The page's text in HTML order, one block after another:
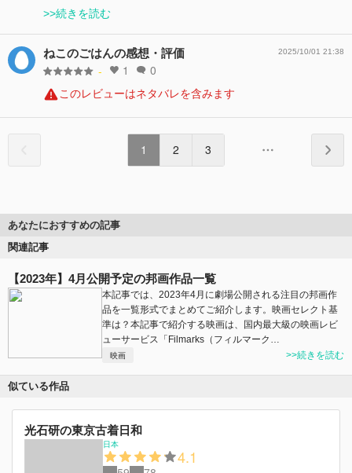
>>続きを読む
ねこのごはんの感想・評価
- 1 0
2025/10/01 21:38
このレビューはネタバレを含みます
1 2 3
あなたにおすすめの記事
関連記事
【2023年】4月公開予定の邦画作品一覧
本記事では、2023年4月に劇場公開される注目の邦画作
品を一覧形式でまとめてご紹介します。映画セレクト基
準は？本記事で紹介する映画は、国内最大級の映画レビ
ューサービス「Filmarks（フィルマーク…
映画 >>続きを読む
似ている作品
光石研の東京古着日和
日本
4.1